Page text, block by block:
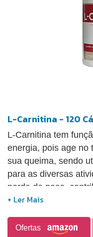
L-Carnitina - 120
L-Carnitina tem
energia, pois age no
sua queima, sendo
para as diversas
perda de peso,
muscular. Além
efeito vasodilatador
Ofertas